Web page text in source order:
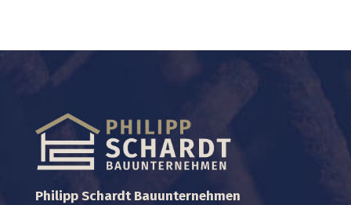
Philipp Schardt Bauunternehmen